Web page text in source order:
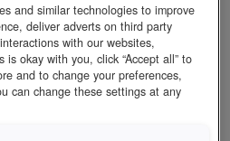
3M sin nye blogg med
stoff og webinarer for
Vi anbefaler å ta en
materiell.
and similar technologies to improve
deliver adverts on third party
with our websites,
okay with you, click “Accept all” to
and to change your preferences,
can change these settings at any